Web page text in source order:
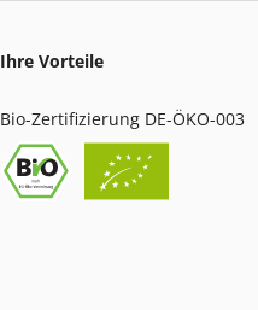
Ihre Vorteile
Bio-Zertifizierung DE-ÖKO-003